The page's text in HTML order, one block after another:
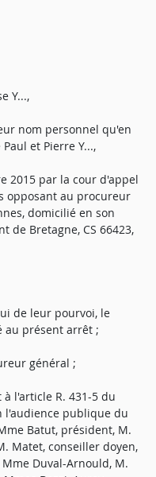
Y...,
nom personnel qu'en
et Pierre Y...,
2015 par la cour d'appel
opposant au procureur
domicilié en son
de Bretagne, CS 66423,
de leur pourvoi, le
au présent arrêt ;
général ;
à l'article R. 431-5 du
l'audience publique du
Batut, président, M.
Matet, conseiller doyen,
Duval-Arnould, M.